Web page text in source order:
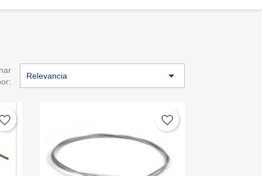
Relevancia 
favorite_border